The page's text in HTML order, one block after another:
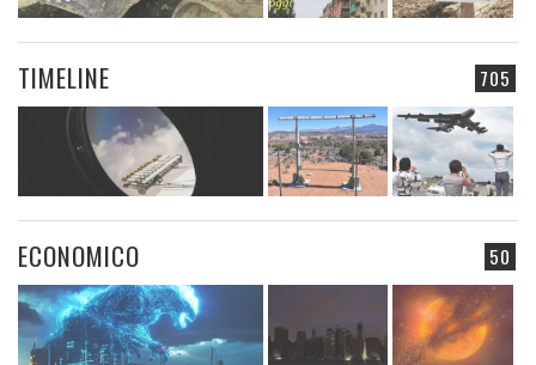
705
TIMELINE
50
ECONOMICO